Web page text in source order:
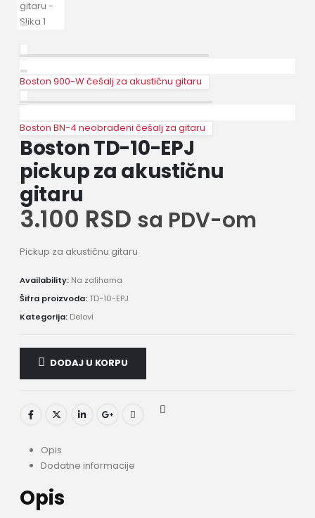
Boston 900-W češalj za akustičnu gitaru
Boston BN-4 neobrađeni češalj za gitaru
Boston TD-10-EPJ
pickup za akustičnu
gitaru
3.100 RSD sa PDV-om
Pickup za akustičnu gitaru
Availability: Na zalihama
Šifra proizvoda:TD-10-EPJ
Kategorija: Delovi
DODAJ U KORPU
Opis
Dodatne informacije
Opis